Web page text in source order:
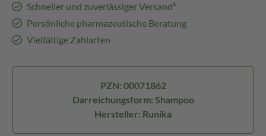
Schneller und zuverlässiger Versand³
Persönliche pharmazeutische Beratung
Vielfältige Zahlarten
PZN: 00071862
Darreichungsform: Shampoo
Hersteller: Runika